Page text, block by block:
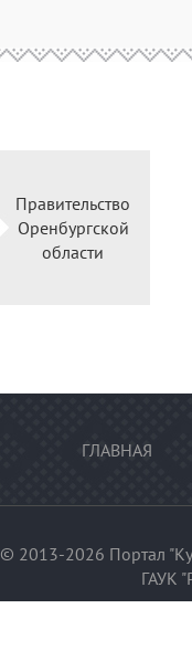
Правительство
Оренбургской
области
ГЛАВНАЯ
© 2013-2026 Портал
ГАУК